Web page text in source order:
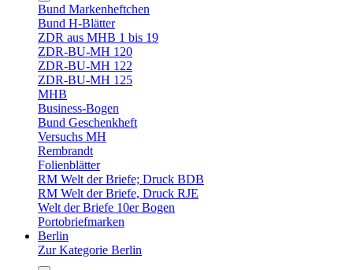
Bund Markenheftchen
Bund H-Blätter
ZDR aus MHB 1 bis 19
ZDR-BU-MH 120
ZDR-BU-MH 122
ZDR-BU-MH 125
MHB
Business-Bogen
Bund Geschenkheft
Versuchs MH
Rembrandt
Folienblätter
RM Welt der Briefe; Druck BDB
RM Welt der Briefe, Druck RJE
Welt der Briefe 10er Bogen
Portobriefmarken
Berlin
Zur Kategorie Berlin